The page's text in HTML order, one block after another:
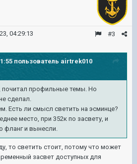
#3
04:29:13
пользователь airtrek010
почитал профильные темы. Но
сделал.
Есть ли смысл светить на эсминце?
место, при 352к по засвету, и
фланг и вынесли.
то светить стоит, потому что может
засвет доступных для